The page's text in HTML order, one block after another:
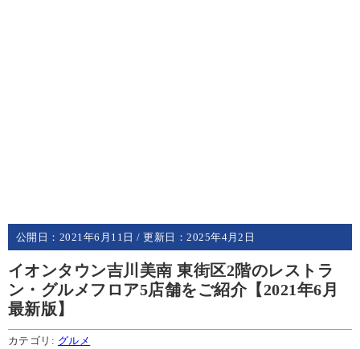
公開日： 2021年6月11日 / 更新日：2025年4月2日
イオンタウン吉川美南 東街区2階のレストラ
ン・グルメフロア5店舗をご紹介【2021年6月
最新版】
カテゴリ: グルメ